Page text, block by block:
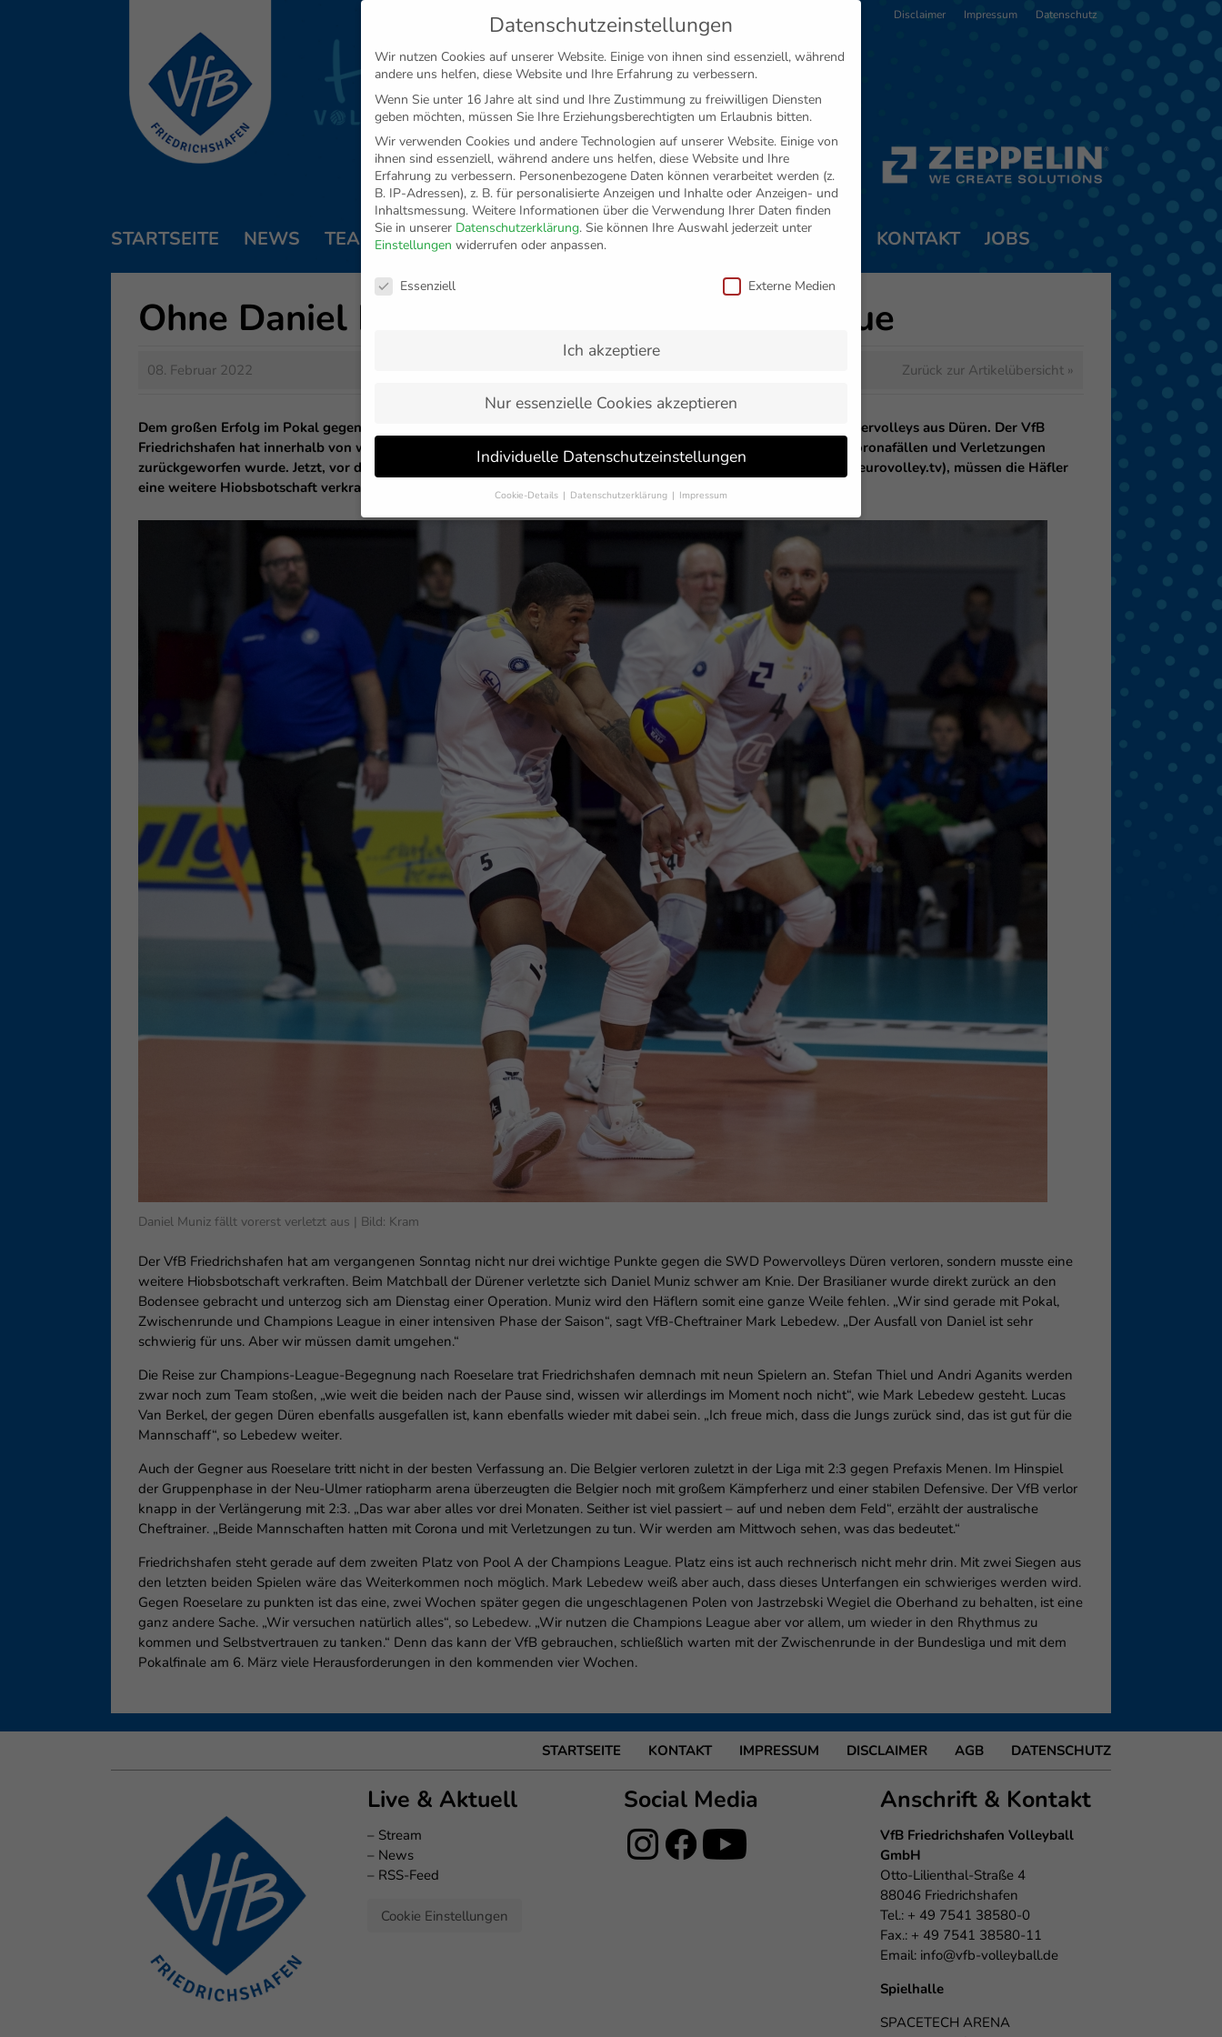
Disclaimer Impressum Datenschutz
STARTSEITE NEWS TEAM TICKETS FANSHOP VFB MEDIEN PARTNER KONTAKT JOBS
Ohne Daniel Muniz in der Champions League
08. Februar 2022 Zurück zur Artikelübersicht »
Dem großen Erfolg im Pokal gegen die Berlin Recycling Volleys folgte die bittere Niederlage gegen die SWD Powervolleys aus Düren. Der VfB
Friedrichshafen hat innerhalb von wenigen Tagen zwei Gesichter gezeigt, auch weil der Club immer wieder von Coronafällen und Verletzungen
zurückgeworfen wurde. Jetzt, vor der Champions League Begegnung am Mittwoch (9. Februar, 20:30 Uhr live bei eurovolley.tv), müssen die Häfler
eine weitere Hiobsbotschaft verkraften.
Daniel Muniz fällt vorerst verletzt aus | Bild: Kram
Der VfB Friedrichshafen hat am vergangenen Sonntag nicht nur drei wichtige Punkte gegen die SWD Powervolleys Düren verloren, sondern musste eine
weitere Hiobsbotschaft verkraften. Beim Matchball der Dürener verletzte sich Daniel Muniz schwer am Knie. Der Brasilianer wurde direkt zurück an den
Bodensee gebracht und unterzog sich am Dienstag einer Operation. Muniz wird den Häflern somit eine ganze Weile fehlen. „Wir sind gerade mit Pokal,
Zwischenrunde und Champions League in einer intensiven Phase der Saison“, sagt VfB-Cheftrainer Mark Lebedew. „Der Ausfall von Daniel ist sehr
schwierig für uns. Aber wir müssen damit umgehen.“
Die Reise zur Champions-League-Begegnung nach Roeselare trat Friedrichshafen demnach mit neun Spielern an. Stefan Thiel und Andri Aganits werden
zwar noch zum Team stoßen, „wie weit die beiden nach der Pause sind, wissen wir allerdings im Moment noch nicht“, wie Mark Lebedew gesteht. Lucas
Van Berkel, der gegen Düren ebenfalls ausgefallen ist, kann ebenfalls wieder mit dabei sein. „Ich freue mich, dass die Jungs zurück sind, das ist gut für die
Mannschaff“, so Lebedew weiter.
Auch der Gegner aus Roeselare tritt nicht in der besten Verfassung an. Die Belgier verloren zuletzt in der Liga mit 2:3 gegen Prefaxis Menen. Im Hinspiel
der Gruppenphase in der Neu-Ulmer ratiopharm arena überzeugten die Belgier noch mit großem Kämpferherz und einer stabilen Defensive. Der VfB verlor
knapp in der Verlängerung mit 2:3. „Das war aber alles vor drei Monaten. Seither ist viel passiert – auf und neben dem Feld“, erzählt der australische
Cheftrainer. „Beide Mannschaften hatten mit Corona und mit Verletzungen zu tun. Wir werden am Mittwoch sehen, was das bedeutet.“
Friedrichshafen steht gerade auf dem zweiten Platz von Pool A der Champions League. Platz eins ist auch rechnerisch nicht mehr drin. Mit zwei Siegen aus
den letzten beiden Spielen wäre das Weiterkommen noch möglich. Mark Lebedew weiß aber auch, dass dieses Unterfangen ein schwieriges werden wird.
Gegen Roeselare zu punkten ist das eine, zwei Wochen später gegen die ungeschlagenen Polen von Jastrzebski Wegiel die Oberhand zu behalten, ist eine
ganz andere Sache. „Wir versuchen natürlich alles“, so Lebedew. „Wir nutzen die Champions League aber vor allem, um wieder in den Rhythmus zu
kommen und Selbstvertrauen zu tanken.“ Denn das kann der VfB gebrauchen, schließlich warten mit der Zwischenrunde in der Bundesliga und mit dem
Pokalfinale am 6. März viele Herausforderungen in den kommenden vier Wochen.
DATENSCHUTZ
AGB
DISCLAIMER
IMPRESSUM
KONTAKT
STARTSEITE
Live & Aktuell
– Stream
– News
– RSS-Feed
Cookie Einstellungen
Social Media Anschrift & Kontakt
VfB Friedrichshafen Volleyball
GmbH
Otto-Lilienthal-Straße 4
88046 Friedrichshafen
Tel.: + 49 7541 38580-0
Fax.: + 49 7541 38580-11
Email: info@vfb-volleyball.de
Spielhalle
SPACETECH ARENA
Datenschutzeinstellungen
Wir nutzen Cookies auf unserer Website. Einige von ihnen sind essenziell, während
andere uns helfen, diese Website und Ihre Erfahrung zu verbessern.
Wenn Sie unter 16 Jahre alt sind und Ihre Zustimmung zu freiwilligen Diensten
geben möchten, müssen Sie Ihre Erziehungsberechtigten um Erlaubnis bitten.
Wir verwenden Cookies und andere Technologien auf unserer Website. Einige von
ihnen sind essenziell, während andere uns helfen, diese Website und Ihre
Erfahrung zu verbessern. Personenbezogene Daten können verarbeitet werden (z.
B. IP-Adressen), z. B. für personalisierte Anzeigen und Inhalte oder Anzeigen- und
Inhaltsmessung. Weitere Informationen über die Verwendung Ihrer Daten finden
Sie in unserer Datenschutzerklärung. Sie können Ihre Auswahl jederzeit unter
Einstellungen widerrufen oder anpassen.
Datenschutzeinstellungen
Essenziell Externe Medien
Ich akzeptiere
Nur essenzielle Cookies akzeptieren
Individuelle Datenschutzeinstellungen
Cookie-Details Datenschutzerklärung Impressum
Datenschutzeinstellungen
Wenn Sie unter 16 Jahre alt sind und Ihre Zustimmung zu freiwilligen Diensten
geben möchten, müssen Sie Ihre Erziehungsberechtigten um Erlaubnis bitten.
Wir verwenden Cookies und andere Technologien auf unserer Website. Einige von
ihnen sind essenziell, während andere uns helfen, diese Website und Ihre
Erfahrung zu verbessern.
Personenbezogene Daten können verarbeitet werden (z.
B. IP-Adressen), z. B. für personalisierte Anzeigen und Inhalte oder Anzeigen- und
Inhaltsmessung.
Weitere Informationen über die Verwendung Ihrer Daten finden
Sie in unserer
Datenschutzerklärung
Hier finden Sie eine Übersicht über alle verwendeten Cookies. Sie können Ihre
Einwilligung zu ganzen Kategorien geben oder sich weitere Informationen anzeigen
lassen und so nur bestimmte Cookies auswählen.
Speichern Nur essenzielle Cookies akzeptieren
Datenschutzeinstellungen
Essenziell (1)
Essenzielle Cookies ermöglichen grundlegende Funktionen und sind für die einwandfreie
Funktion der Website erforderlich.
Cookie-Informationen anzeigen
Externe Medien (6) Externe Medien
Inhalte von Videoplattformen und Social-Media-Plattformen werden standardmäßig
blockiert. Wenn Cookies von externen Medien akzeptiert werden, bedarf der Zugriff auf
diese Inhalte keiner manuellen Einwilligung mehr.
Cookie-Informationen anzeigen
Datenschutzerklärung Impressum